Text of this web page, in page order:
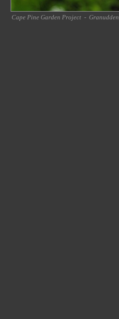
Cape Pine Garden Project - Granudden